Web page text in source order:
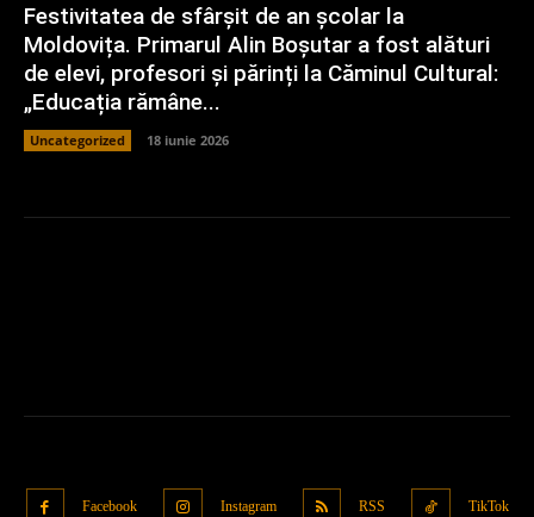
Festivitatea de sfârșit de an școlar la
Moldovița. Primarul Alin Boșutar a fost alături
de elevi, profesori și părinți la Căminul Cultural:
„Educația rămâne...
Uncategorized 18 iunie 2026
Facebook Instagram RSS TikTok